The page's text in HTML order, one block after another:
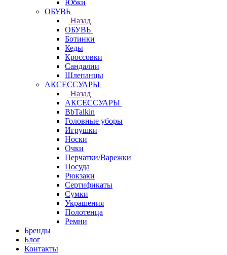
Юбки
ОБУВЬ
Назад
ОБУВЬ
Ботинки
Кеды
Кроссовки
Сандалии
Шлепанцы
АКСЕССУАРЫ
Назад
АКСЕССУАРЫ
BbTalkin
Головные уборы
Игрушки
Носки
Очки
Перчатки/Варежки
Посуда
Рюкзаки
Сертификаты
Сумки
Украшения
Полотенца
Ремни
Бренды
Блог
Контакты